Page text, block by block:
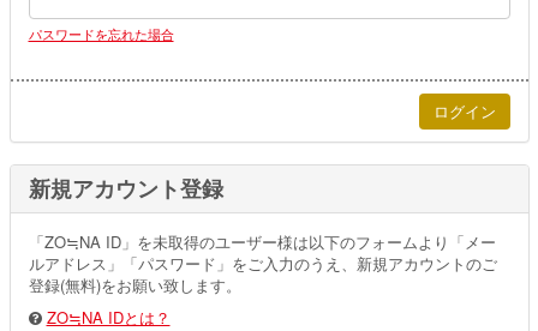
パスワードを忘れた場合
新規アカウント登録
「ZO≒NA ID」を未取得のユーザー様は以下のフォームより「メー
ルアドレス」「パスワード」をご入力のうえ、新規アカウントのご
登録(無料)をお願い致します。
ZO≒NA IDとは？